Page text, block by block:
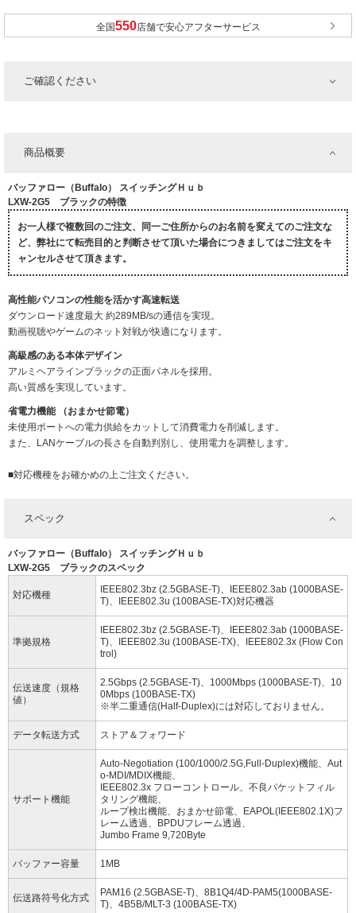
全国 店舗で安心アフターサービス
ご確認ください
商品概要
バッファロー（Buffalo） スイッチングＨｕｂ
LXW-2G5 ブラックの特徴
お一人様で複数回のご注文、同一ご住所からのお名前を変えてのご注文な
ど、弊社にて転売目的と判断させて頂いた場合につきましてはご注文をキ
ャンセルさせて頂きます。
高性能パソコンの性能を活かす高速転送
ダウンロード速度最大 約289MB/sの通信を実現。
動画視聴やゲームのネット対戦が快適になります。
高級感のある本体デザイン
アルミヘアラインブラックの正面パネルを採用。
高い質感を実現しています。
省電力機能 （おまかせ節電）
未使用ポートへの電力供給をカットして消費電力を削減します。
また、LANケーブルの長さを自動判別し、使用電力を調整します。
■対応機種をお確かめの上ご注文ください。
スペック
バッファロー（Buffalo） スイッチングＨｕｂ
LXW-2G5 ブラックのスペック
対応機種
IEEE802.3bz (2.5GBASE-T)、IEEE802.3ab (1000BASE-
T)、IEEE802.3u (100BASE-TX)対応機器
準拠規格
IEEE802.3bz (2.5GBASE-T)、IEEE802.3ab (1000BASE-
T)、IEEE802.3u (100BASE-TX)、IEEE802.3x (Flow Con
trol)
伝送速度（規格
値）
2.5Gbps (2.5GBASE-T)、1000Mbps (1000BASE-T)、10
0Mbps (100BASE-TX)
※半二重通信(Half-Duplex)には対応しておりません。
データ転送方式 ストア＆フォワード
サポート機能
Auto-Negotiation (100/1000/2.5G,Full-Duplex)機能、Aut
o-MDI/MDIX機能、
IEEE802.3x フローコントロール、不良パケットフィル
タリング機能、
ループ検出機能、おまかせ節電、EAPOL(IEEE802.1X)フ
レーム透過、BPDUフレーム透過、
Jumbo Frame 9,720Byte
バッファー容量 1MB
伝送路符号化方式
PAM16 (2.5GBASE-T)、8B1Q4/4D-PAM5(1000BASE-
T)、4B5B/MLT-3 (100BASE-TX)